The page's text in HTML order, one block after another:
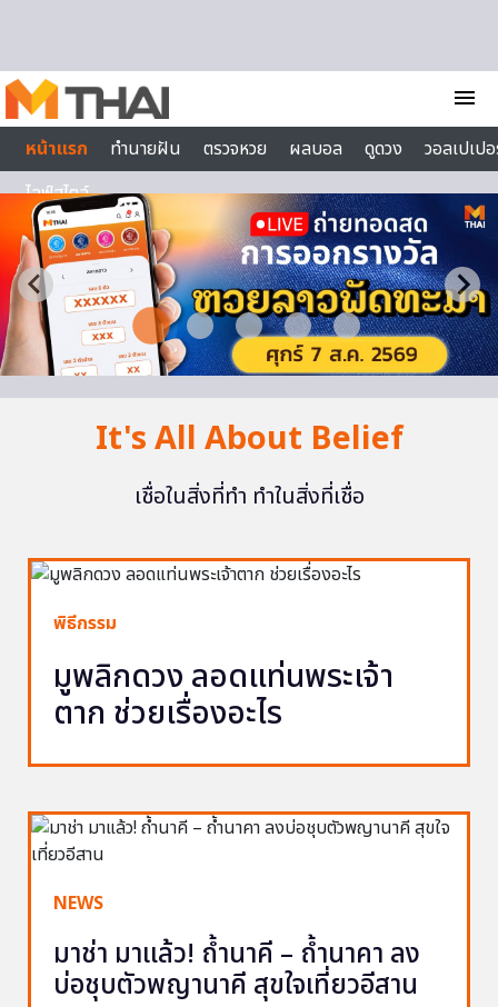
menu
หน้าแรก
ทำนายฝัน ตรวจหวย ผลบอล ดูดวง
วอลเปเป
ไลฟ์สไตล์
It's All About Belief
เชื่อในสิ่งที่ทำ ทำในสิ่งที่เชื่อ
พิธีกรรม
มูพลิกดวง ลอดแท่นพระเจ้า
ตาก ช่วยเรื่องอะไร
NEWS
มาช่า มาแล้ว! ถ้ำนาคี – ถ้ำนาคา ลง
บ่อชุบตัวพญานาคี สุขใจเที่ยวอีสาน